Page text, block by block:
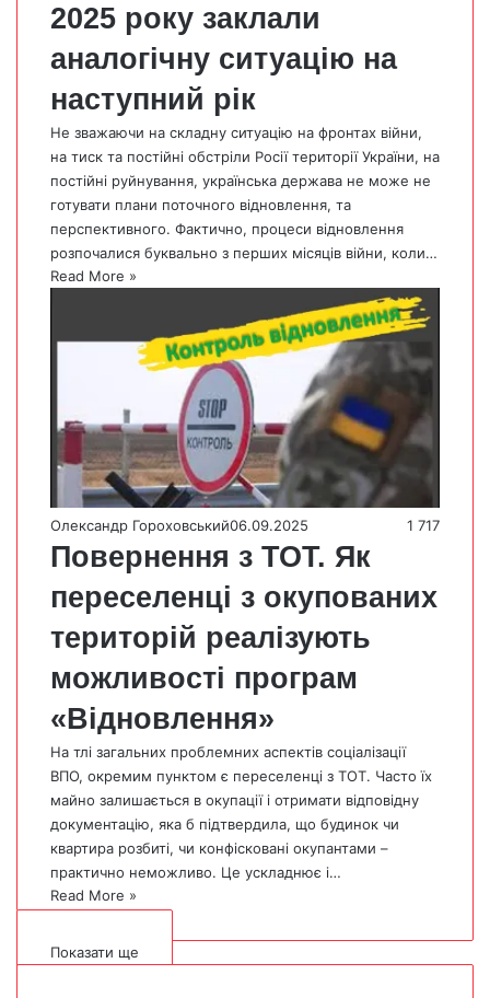
2025 року заклали
аналогічну ситуацію на
наступний рік
Не зважаючи на складну ситуацію на фронтах війни,
на тиск та постійні обстріли Росії території України, на
постійні руйнування, українська держава не може не
готувати плани поточного відновлення, та
перспективного. Фактично, процеси відновлення
розпочалися буквально з перших місяців війни, коли…
Read More »
Олександр Гороховський06.09.2025 1 717
Повернення з ТОТ. Як
переселенці з окупованих
територій реалізують
можливості програм
«Відновлення»
На тлі загальних проблемних аспектів соціалізації
ВПО, окремим пунктом є переселенці з ТОТ. Часто їх
майно залишається в окупації і отримати відповідну
документацію, яка б підтвердила, що будинок чи
квартира розбиті, чи конфісковані окупантами –
практично неможливо. Це ускладнює і…
Read More »
Показати ще